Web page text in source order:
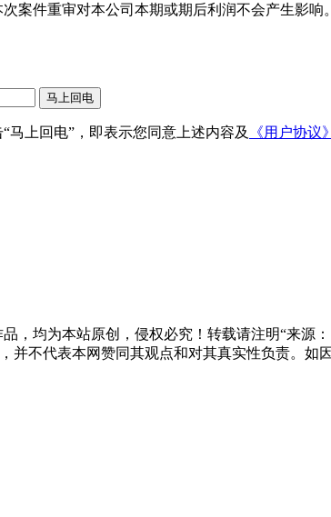
案件重审对本公司本期或期后利润不会产生影
上回电”，即表示您同意上述内容及 《用户协议
，均为本站原创，侵权必究！转载请注明“来源
不代表本网赞同其观点和对其真实性负责。